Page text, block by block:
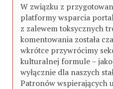
W związku z
platformy wsparcia
z zalewem toksycznych
komentowania została
wkrótce przywrócimy
kulturalnej formule –
wyłącznie dla naszych
Patronów wspierających